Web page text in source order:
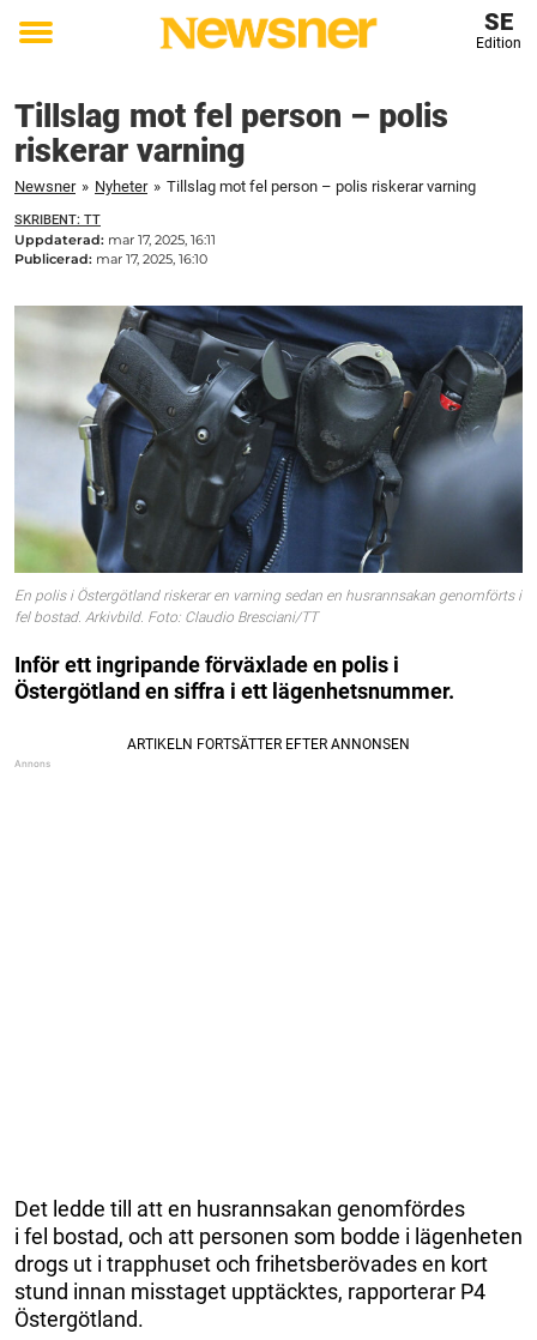
Toggle
SE
Edition
Tillslag mot fel person – polis
riskerar varning
Newsner » Nyheter » Tillslag mot fel person – polis riskerar varning
SKRIBENT: TT
Uppdaterad: mar 17, 2025, 16:11
Publicerad: mar 17, 2025, 16:10
En polis i Östergötland riskerar en varning sedan en husrannsakan genomförts i
fel bostad. Arkivbild. Foto: Claudio Bresciani/TT
Inför ett ingripande förväxlade en polis i
Östergötland en siffra i ett lägenhetsnummer.
Det ledde till att en husrannsakan genomfördes
i fel bostad, och att personen som bodde i lägenheten
drogs ut i trapphuset och frihetsberövades en kort
stund innan misstaget upptäcktes, rapporterar P4
Östergötland.